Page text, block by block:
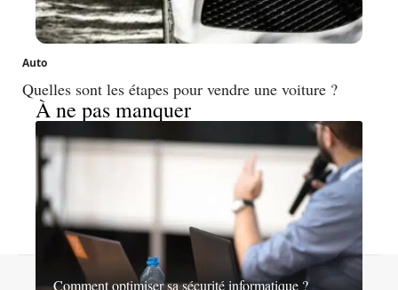
Auto
Quelles sont les étapes pour vendre une voiture ?
À ne pas manquer
Comment optimiser sa sécurité informatique ?
Mentions légales Sitemap